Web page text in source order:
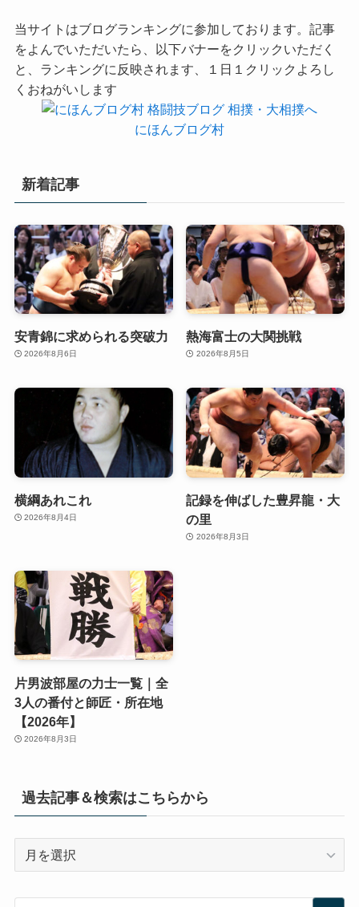
当サイトはブログランキングに参加しております。記事
をよんでいただいたら、以下バナーをクリックいただく
と、ランキングに反映されます、１日１クリックよろし
くおねがいします
にほんブログ村
新着記事
安青錦に求められる突破力
2026年8月6日
熱海富士の大関挑戦
2026年8月5日
横綱あれこれ
2026年8月4日
記録を伸ばした豊昇龍・大
の里
2026年8月3日
片男波部屋の力士一覧｜全
3人の番付と師匠・所在地
【2026年】
2026年8月3日
過去記事＆検索はこちらから